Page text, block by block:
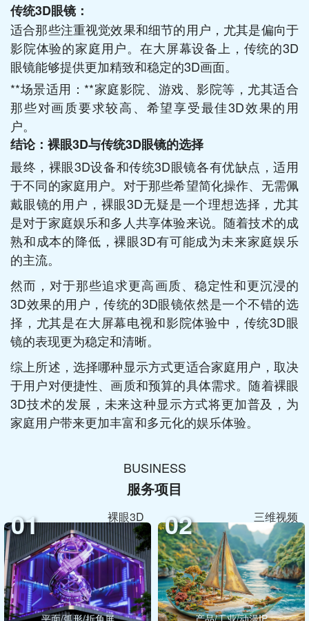
传统3D眼镜：
适合那些注重视觉效果和细节的用户，尤其是偏向于
影院体验的家庭用户。在大屏幕设备上，传统的3D
眼镜能够提供更加精致和稳定的3D画面。
**场景适用：**家庭影院、游戏、影院等，尤其适合
那些对画质要求较高、希望享受最佳3D效果的用
户。
结论：裸眼3D与传统3D眼镜的选择
最终，裸眼3D设备和传统3D眼镜各有优缺点，适用
于不同的家庭用户。对于那些希望简化操作、无需佩
戴眼镜的用户，裸眼3D无疑是一个理想选择，尤其
是对于家庭娱乐和多人共享体验来说。随着技术的成
熟和成本的降低，裸眼3D有可能成为未来家庭娱乐
的主流。
然而，对于那些追求更高画质、稳定性和更沉浸的
3D效果的用户，传统的3D眼镜依然是一个不错的选
择，尤其是在大屏幕电视和影院体验中，传统3D眼
镜的表现更为稳定和清晰。
综上所述，选择哪种显示方式更适合家庭用户，取决
于用户对便捷性、画质和预算的具体需求。随着裸眼
3D技术的发展，未来这种显示方式将更加普及，为
家庭用户带来更加丰富和多元化的娱乐体验。
BUSINESS
服务项目
01 裸眼3D
平面/弧形/折角屏
02 三维视频
产品/工业/动漫IP